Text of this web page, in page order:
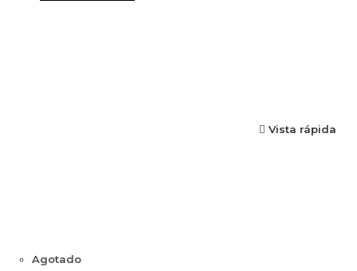
Vista rápida
Agotado